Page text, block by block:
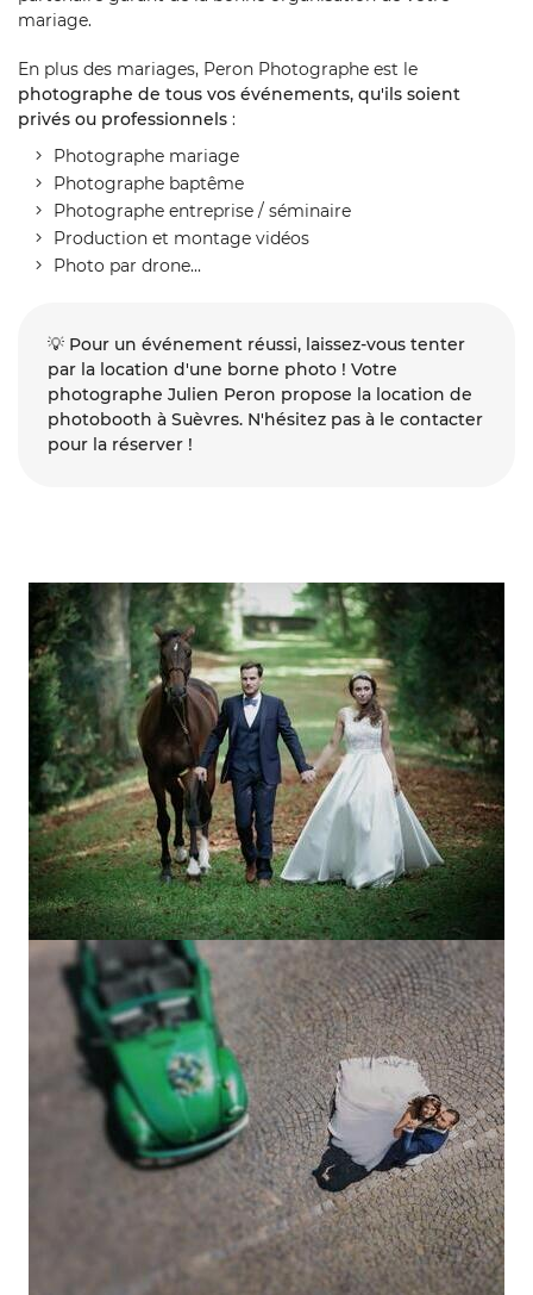
mariage.
En plus des mariages, Peron Photographe est le
photographe de tous vos événements, qu'ils soient
privés ou professionnels :
Photographe mariage
Photographe baptême
Photographe entreprise / séminaire
Production et montage vidéos
Photo par drone...
💡 Pour un événement réussi, laissez-vous tenter
par la location d'une borne photo ! Votre
photographe Julien Peron propose la location de
photobooth à Suèvres. N'hésitez pas à le contacter
pour la réserver !